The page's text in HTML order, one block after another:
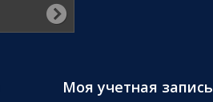
Моя учетная запись